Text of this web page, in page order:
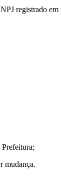
registrado
mudança.